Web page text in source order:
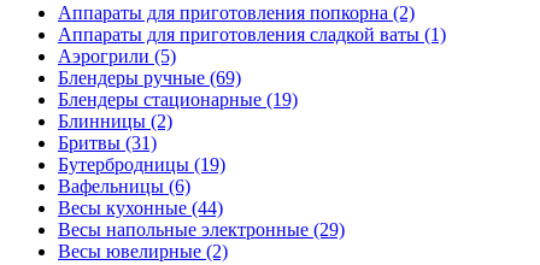
Аппараты для приготовления попкорна (2)
Аппараты для приготовления сладкой ваты (1)
Аэрогрили (5)
Блендеры ручные (69)
Блендеры стационарные (19)
Блинницы (2)
Бритвы (31)
Бутербродницы (19)
Вафельницы (6)
Весы кухонные (44)
Весы напольные электронные (29)
Весы ювелирные (2)